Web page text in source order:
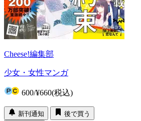
Cheese!編集部
少女・女性マンガ
600/¥660(税込)
新刊通知
後で買う